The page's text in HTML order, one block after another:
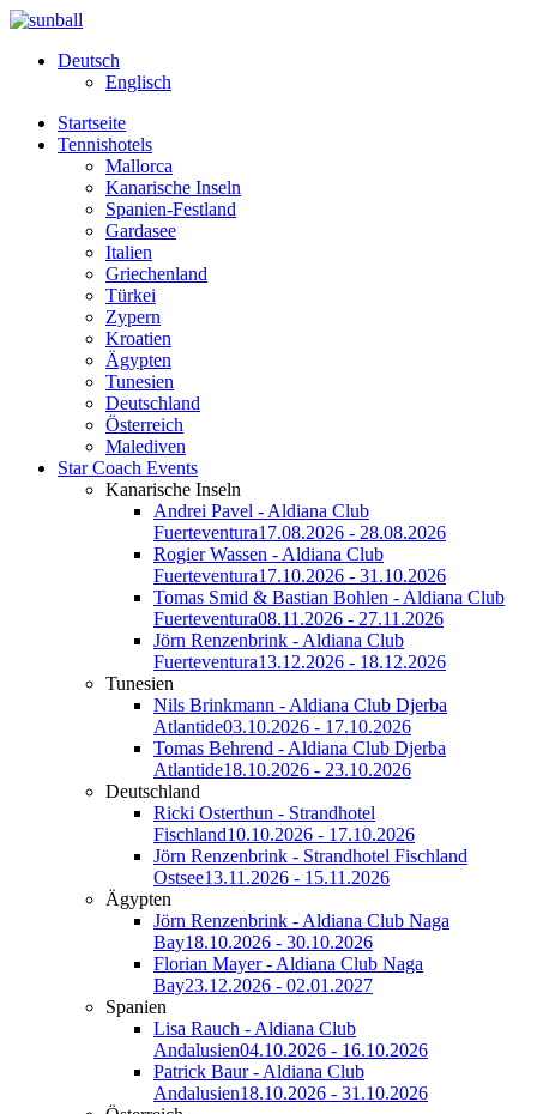
Deutsch
Englisch
Startseite
Tennishotels
Mallorca
Kanarische Inseln
Spanien-Festland
Gardasee
Italien
Griechenland
Türkei
Zypern
Kroatien
Ägypten
Tunesien
Deutschland
Österreich
Malediven
Star Coach Events
Kanarische Inseln
Andrei Pavel - Aldiana Club
Fuerteventura17.08.2026 - 28.08.2026
Rogier Wassen - Aldiana Club
Fuerteventura17.10.2026 - 31.10.2026
Tomas Smid & Bastian Bohlen - Aldiana Club
Fuerteventura08.11.2026 - 27.11.2026
Jörn Renzenbrink - Aldiana Club
Fuerteventura13.12.2026 - 18.12.2026
Tunesien
Nils Brinkmann - Aldiana Club Djerba
Atlantide03.10.2026 - 17.10.2026
Tomas Behrend - Aldiana Club Djerba
Atlantide18.10.2026 - 23.10.2026
Deutschland
Ricki Osterthun - Strandhotel
Fischland10.10.2026 - 17.10.2026
Jörn Renzenbrink - Strandhotel Fischland
Ostsee13.11.2026 - 15.11.2026
Ägypten
Jörn Renzenbrink - Aldiana Club Naga
Bay18.10.2026 - 30.10.2026
Florian Mayer - Aldiana Club Naga
Bay23.12.2026 - 02.01.2027
Spanien
Lisa Rauch - Aldiana Club
Andalusien04.10.2026 - 16.10.2026
Patrick Baur - Aldiana Club
Andalusien18.10.2026 - 31.10.2026